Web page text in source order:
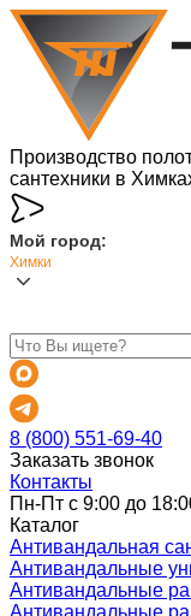
Производство
сантехники в
Мой город:
Химки
8 (800) 551-69-40
Заказать звонок
Контакты
Пн-Пт с 9:00 до
Каталог
Антивандальная
Антивандальные
Антивандальные